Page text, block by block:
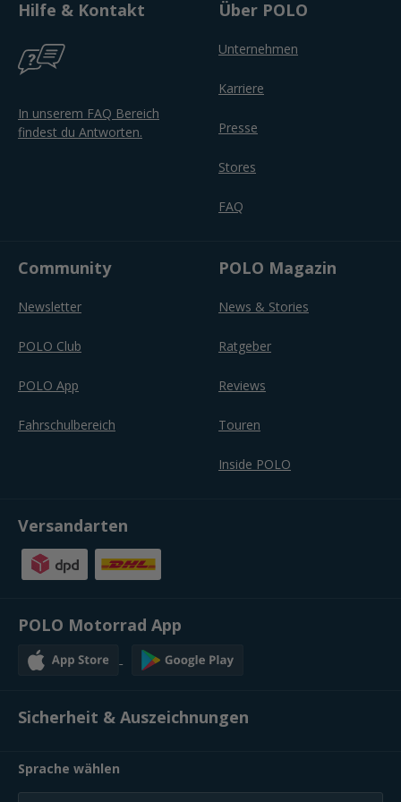
Hilfe & Kontakt
In unserem FAQ Bereich
findest du Antworten.
Über POLO
Unternehmen
Karriere
Presse
Stores
FAQ
Community
Newsletter
POLO Club
POLO App
Fahrschulbereich
POLO Magazin
News & Stories
Ratgeber
Reviews
Touren
Inside POLO
Versandarten
POLO Motorrad App
Sicherheit & Auszeichnungen
Sprache wählen